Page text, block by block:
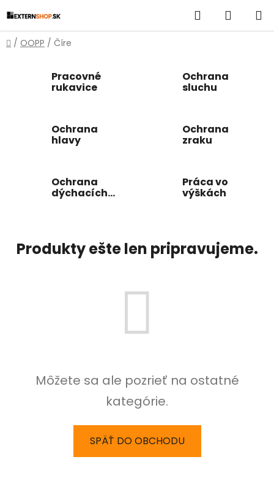
na
obsah
Hľadať
KOŠÍK
Domov
/ OOPP / Číre
Pracovné
rukavice
Ochrana
sluchu
Ochrana
hlavy
Ochrana
zraku
Ochrana
dýchacích
Práca vo
výškách
Produkty ešte len pripravujeme.
Môžete sa ale pozrieť na ostatné
kategórie.
SPÄŤ DO OBCHODU